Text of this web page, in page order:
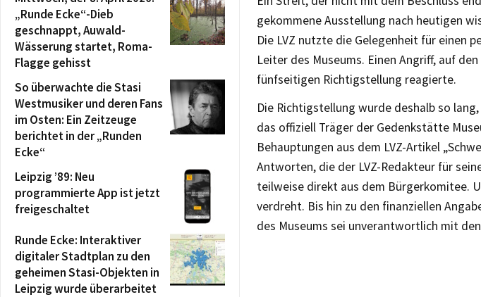
gekommene Ausstellung nach heutigen
Die LVZ nutzte die Gelegenheit für einen
Leiter des Museums. Einen Angriff, auf
fünfseitigen Richtigstellung reagierte.
Die Richtigstellung wurde deshalb so
das offiziell Träger der Gedenkstätte
Behauptungen aus dem LVZ-Artikel
Antworten, die der LVZ-Redakteur für
teilweise direkt aus dem Bürgerkomitee.
verdreht. Bis hin zu den finanziellen
des Museums sei unverantwortlich mit
„Runde Ecke“-Dieb
geschnappt, Auwald-
Wässerung startet, Roma-
Flagge gehisst
So überwachte die Stasi
Westmusiker und deren Fans
im Osten: Ein Zeitzeuge
berichtet in der „Runden
Ecke“
Leipzig ’89: Neu
programmierte App ist jetzt
freigeschaltet
Runde Ecke: Interaktiver
digitaler Stadtplan zu den
geheimen Stasi-Objekten in
Leipzig wurde überarbeitet